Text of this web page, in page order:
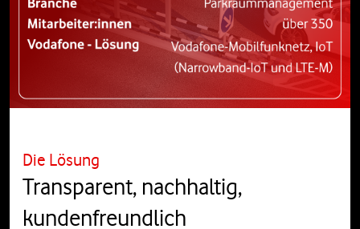
Die Lösung
Transparent, nachhaltig,
kundenfreundlich